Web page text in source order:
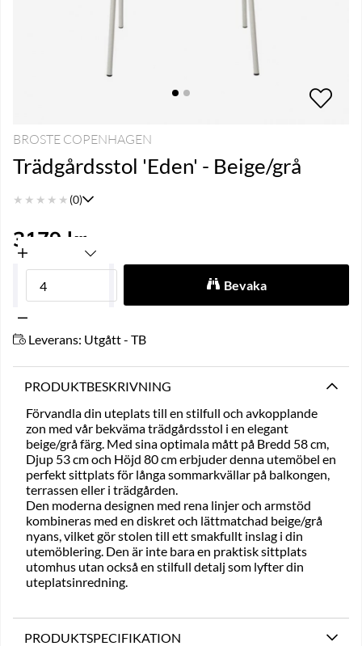
BROSTE COPENHAGEN
Trädgårdsstol 'Eden' - Beige/grå
★ ★ ★ ★ ★ (0)
3179 kr
Bevaka
Leverans: Utgått - TB
PRODUKTBESKRIVNING
Förvandla din uteplats till en stilfull och avkopplande
zon med vår bekväma trädgårdsstol i en elegant
beige/grå färg. Med sina optimala mått på Bredd 58 cm,
Djup 53 cm och Höjd 80 cm erbjuder denna utemöbel en
perfekt sittplats för långa sommarkvällar på balkongen,
terrassen eller i trädgården.
Den moderna designen med rena linjer och armstöd
kombineras med en diskret och lättmatchad beige/grå
nyans, vilket gör stolen till ett smakfullt inslag i din
utemöblering. Den är inte bara en praktisk sittplats
utomhus utan också en stilfull detalj som lyfter din
uteplatsinredning.
PRODUKTSPECIFIKATION